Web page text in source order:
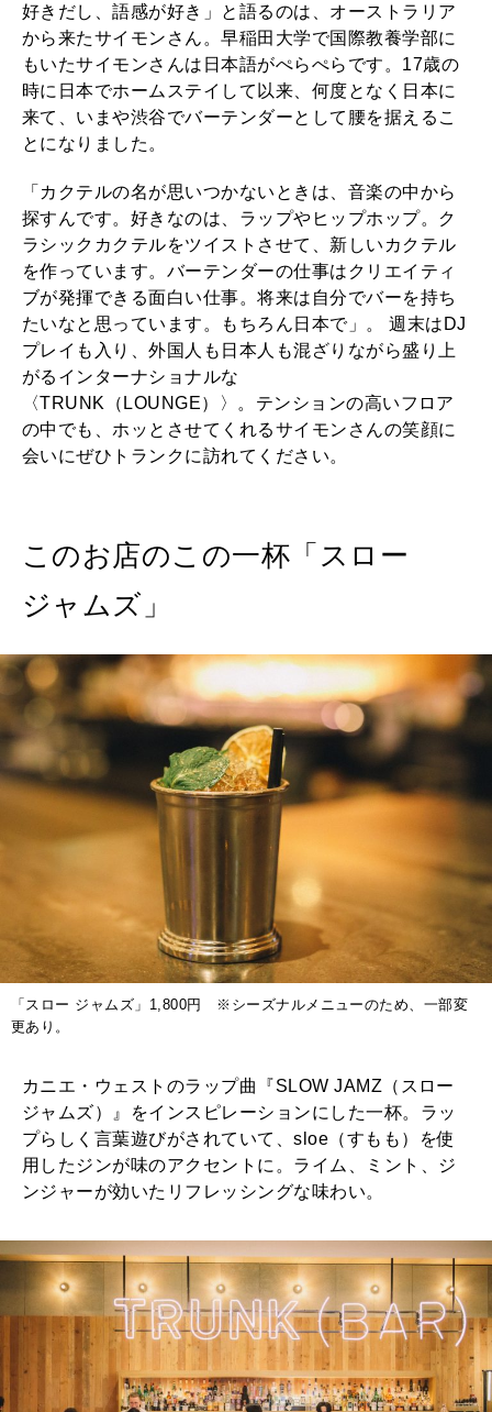
好きだし、語感が好き」と語るのは、オーストラリア
から来たサイモンさん。早稲田大学で国際教養学部に
もいたサイモンさんは日本語がぺらぺらです。17歳の
時に日本でホームステイして以来、何度となく日本に
来て、いまや渋谷でバーテンダーとして腰を据えるこ
とになりました。
「カクテルの名が思いつかないときは、音楽の中から
探すんです。好きなのは、ラップやヒップホップ。ク
ラシックカクテルをツイストさせて、新しいカクテル
を作っています。バーテンダーの仕事はクリエイティ
ブが発揮できる面白い仕事。将来は自分でバーを持ち
たいなと思っています。もちろん日本で」。 週末はDJ
プレイも入り、外国人も日本人も混ざりながら盛り上
がるインターナショナルな
〈TRUNK（LOUNGE）〉。テンションの高いフロア
の中でも、ホッとさせてくれるサイモンさんの笑顔に
会いにぜひトランクに訪れてください。
このお店のこの一杯「スロー
ジャムズ」
「スロー ジャムズ」1,800円 ※シーズナルメニューのため、一部変
更あり。
カニエ・ウェストのラップ曲『SLOW JAMZ（スロー
ジャムズ）』をインスピレーションにした一杯。ラッ
プらしく言葉遊びがされていて、sloe（すもも）を使
用したジンが味のアクセントに。ライム、ミント、ジ
ンジャーが効いたリフレッシングな味わい。